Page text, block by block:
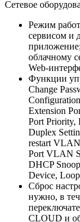
Сетевое
Режим
сервисом и
облачному
Web-
Функции
Change
Extension
Port Priority,
Duplex
restart
Port VLAN
DHCP
Device,
Сброс
нужно, в
CLOUD и